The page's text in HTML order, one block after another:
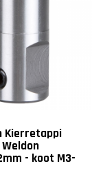
Kierretappi
- koot M3-